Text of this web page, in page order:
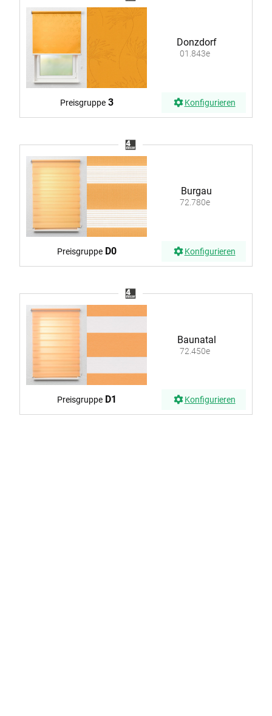
Donzdorf
01.843e
Preisgruppe 3 Konfigurieren
Burgau
72.780e
Preisgruppe D0 Konfigurieren
Baunatal
72.450e
Preisgruppe D1 Konfigurieren